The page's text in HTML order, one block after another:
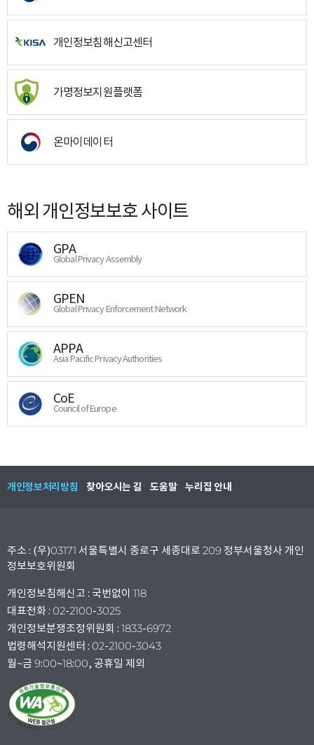
개인정보침해신고센터
가명정보지원플랫폼
온마이데이터
해외 개인정보보호 사이트
GPA
Global Privacy Assembly
GPEN
Global Privacy Enforcement Network
APPA
Asia Pacific Privacy Authorities
CoE
Council of Europe
개인정보처리방침 찾아오시는 길 도움말 누리집 안내
주소 : (우)03171 서울특별시 종로구 세종대로 209 정부서울청사 개인
정보보호위원회
개인정보침해신고 : 국번없이 118
대표전화 : 02-2100-3025
개인정보분쟁조정위원회 : 1833-6972
법령해석지원센터 : 02-2100-3043
월~금 9:00~18:00, 공휴일 제외